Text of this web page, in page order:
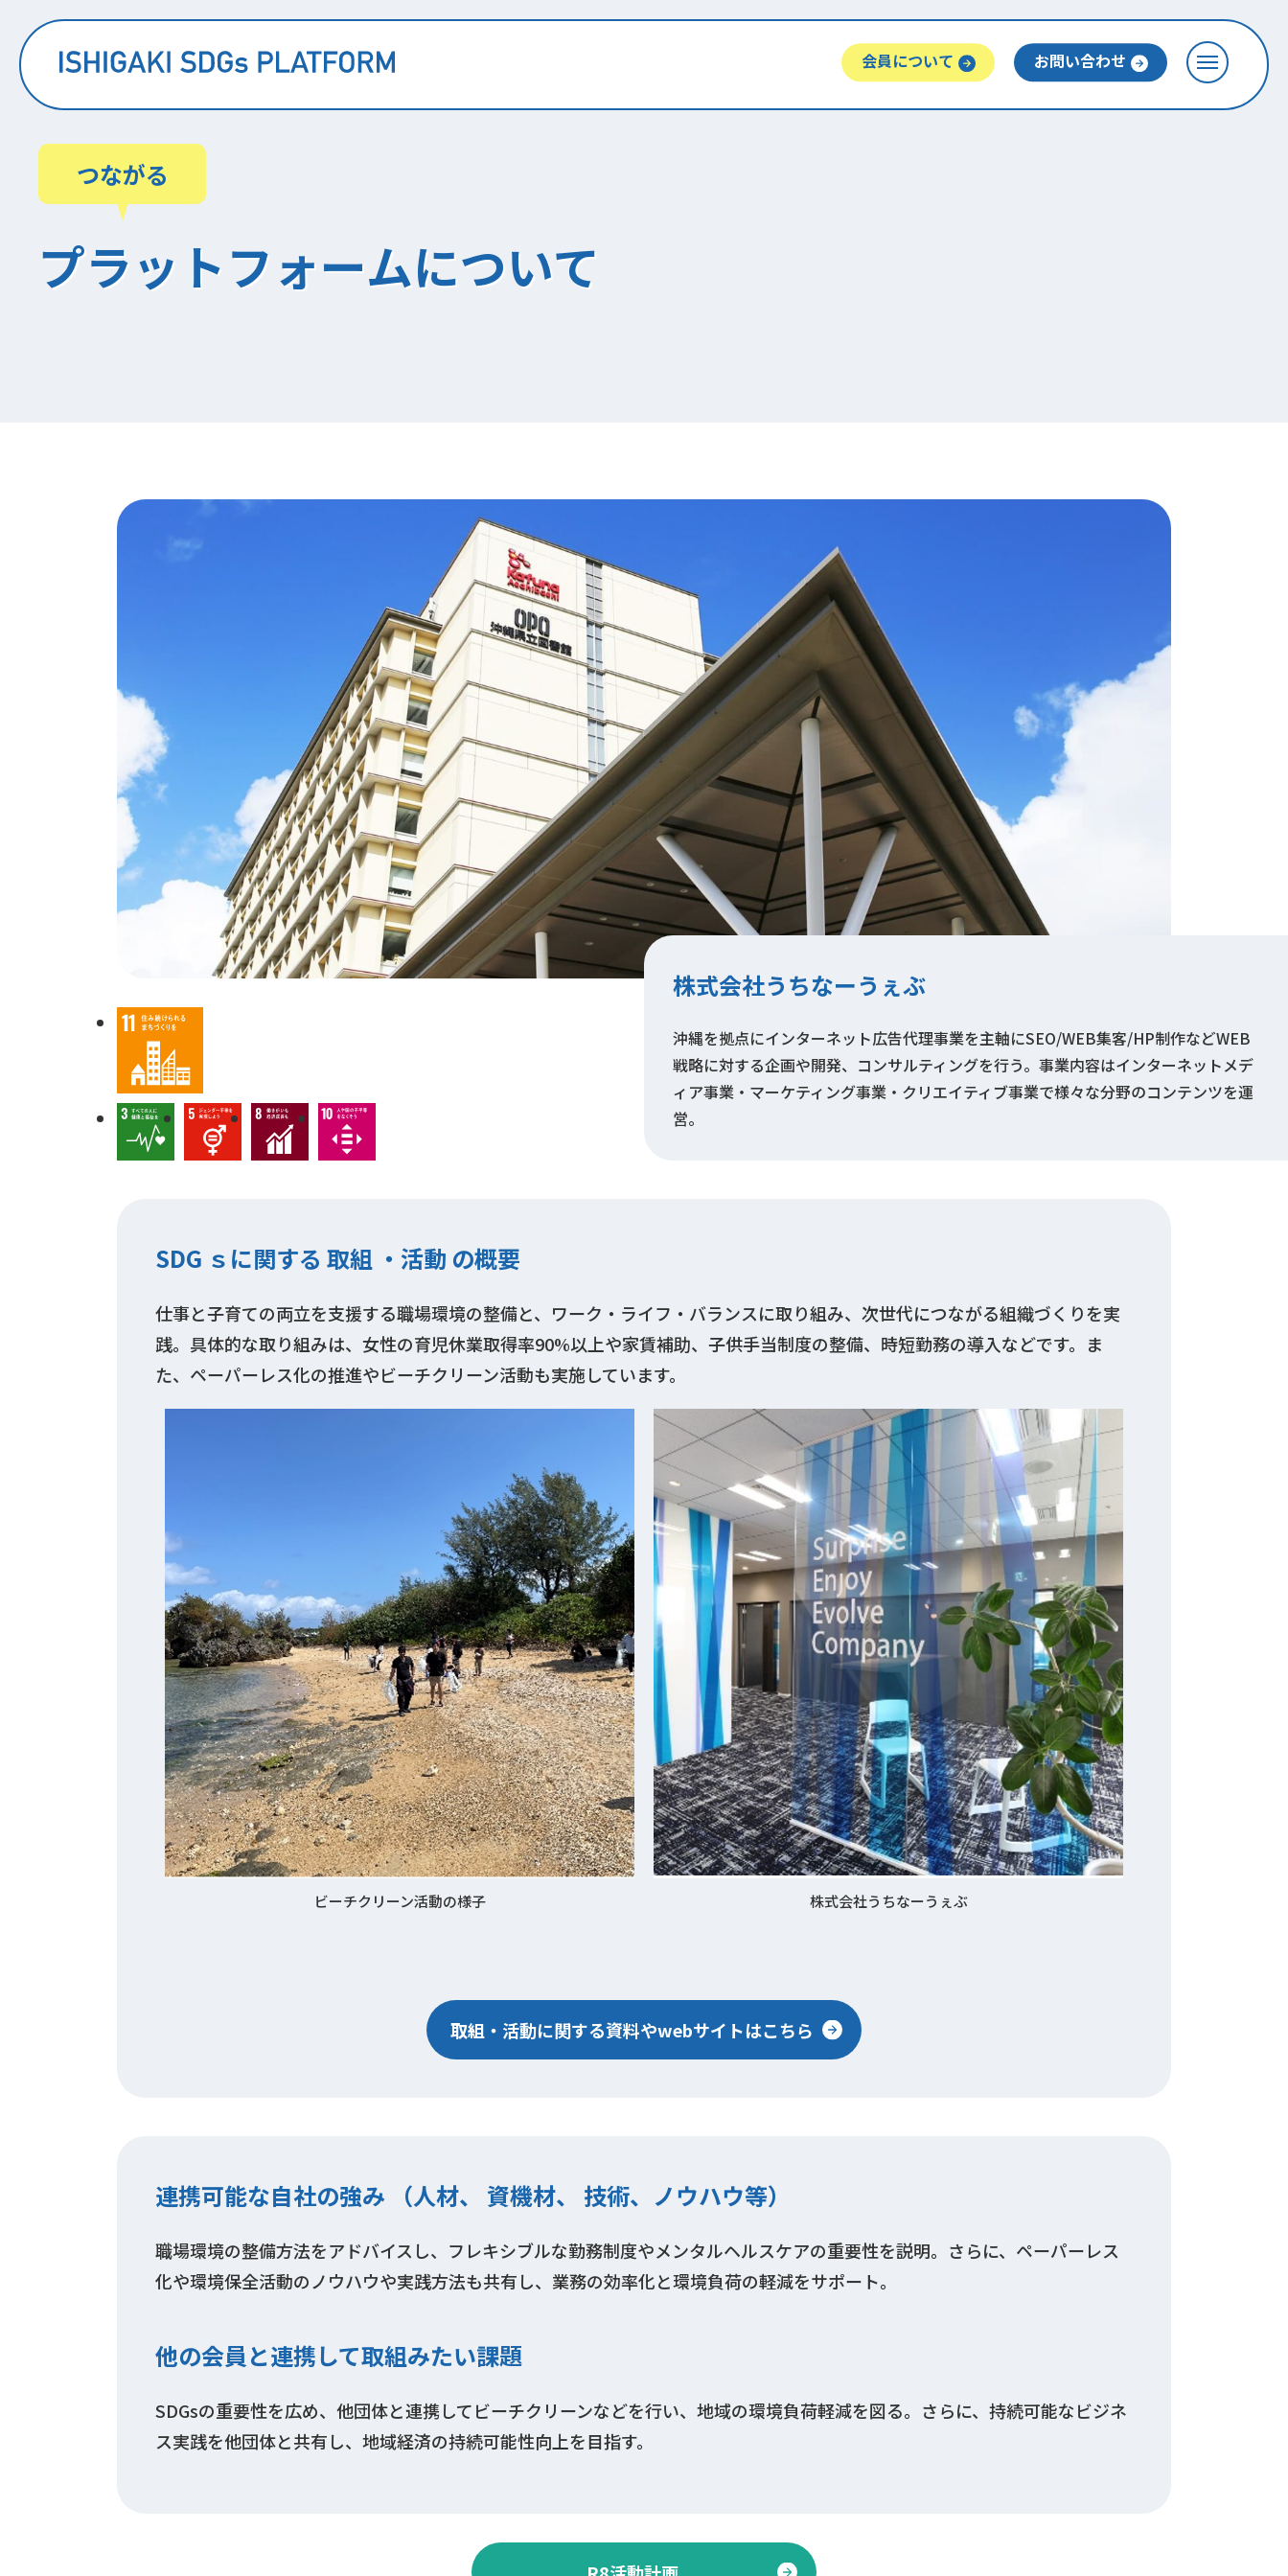
会員について お問い合わせ
広がる
つながる
プラットフォームについて
株式会社うちなーうぇぶ
沖縄を拠点にインターネット広告代理事業を主軸にSEO/WEB集客/HP制作などWEB
戦略に対する企画や開発、コンサルティングを行う。事業内容はインターネットメデ
ィア事業・マーケティング事業・クリエイティブ事業で様々な分野のコンテンツを運
営。
SDG ｓに関する 取組 ・活動 の概要
仕事と子育ての両立を支援する職場環境の整備と、ワーク・ライフ・バランスに取り組み、次世代につながる組織づくりを実
践。具体的な取り組みは、女性の育児休業取得率90%以上や家賃補助、子供手当制度の整備、時短勤務の導入などです。ま
た、ペーパーレス化の推進やビーチクリーン活動も実施しています。
ビーチクリーン活動の様子 株式会社うちなーうぇぶ
取組・活動に関する資料やwebサイトはこちら
連携可能な自社の強み （人材、 資機材、 技術、ノウハウ等）
職場環境の整備方法をアドバイスし、フレキシブルな勤務制度やメンタルヘルスケアの重要性を説明。さらに、ペーパーレス
化や環境保全活動のノウハウや実践方法も共有し、業務の効率化と環境負荷の軽減をサポート。
他の会員と連携して取組みたい課題
SDGsの重要性を広め、他団体と連携してビーチクリーンなどを行い、地域の環境負荷軽減を図る。さらに、持続可能なビジネ
ス実践を他団体と共有し、地域経済の持続可能性向上を目指す。